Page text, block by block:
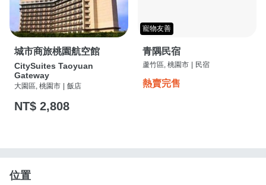
城市商旅桃園航空館
CitySuites Taoyuan
Gateway
大園區, 桃園市 | 飯店
NT$ 2,808
寵物友善
青隅民宿
蘆竹區, 桃園市 | 民宿
熱賣完售
位置